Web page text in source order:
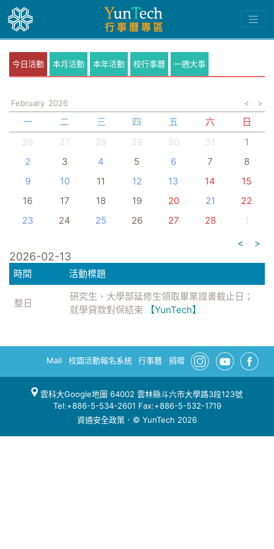
今日活動 本月活動 本年活動 校行事曆 一週大事
February 2026 < >
一 二 三 四 五 六
日
26
27 28 29 30 31
1
2
3 4 5 6 7
8
9
10 11 12 13 14
15
16
17 18 19 20 21
22
23
24 25 26 27 28
1
<
>
2026-02-13
時間 活動標題
整日
研究生、大學部延修生領取畢業證書截止日；
就學貸款對保結束
【YunTech】
Mail 校園活動報名系統 行事曆 捐贈
雲科大Google地圖 64002 雲林縣斗六市大學路3段123號
Tel:+886-5-534-2601 Fax:+886-5-532-1719
資通安全政策 ．© YunTech 2026